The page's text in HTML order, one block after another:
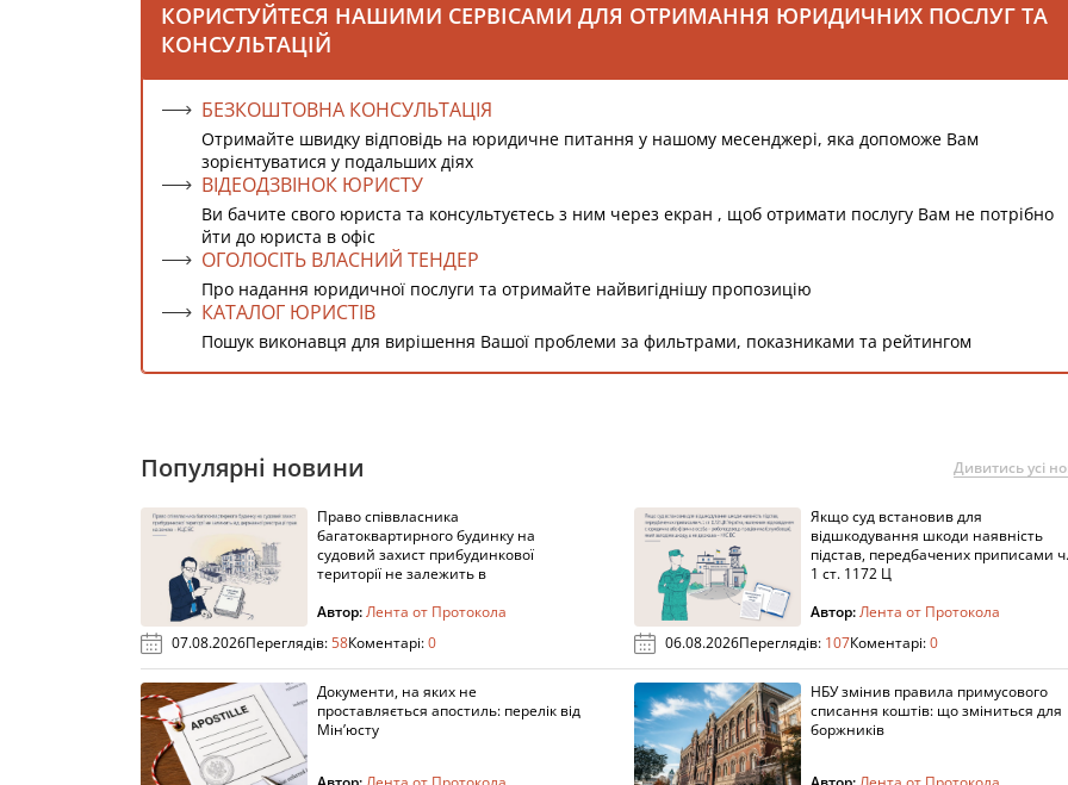
КОРИСТУЙТЕСЯ НАШИМИ СЕРВІСАМИ ДЛЯ ОТРИМАННЯ ЮРИДИЧНИХ ПОСЛУГ ТА
КОНСУЛЬТАЦІЙ
БЕЗКОШТОВНА КОНСУЛЬТАЦІЯ
Отримайте швидку відповідь на юридичне питання у нашому месенджері, яка допоможе Вам
зорієнтуватися у подальших діях
ВІДЕОДЗВІНОК ЮРИСТУ
Ви бачите свого юриста та консультуєтесь з ним через екран , щоб отримати послугу Вам не потрібно
йти до юриста в офіс
ОГОЛОСІТЬ ВЛАСНИЙ ТЕНДЕР
Про надання юридичної послуги та отримайте найвигіднішу пропозицію
КАТАЛОГ ЮРИСТІВ
Пошук виконавця для вирішення Вашої проблеми за фильтрами, показниками та рейтингом
Популярні новини Дивитись усі
Право співвласника
багатоквартирного будинку на
судовий захист прибудинкової
території не залежить в
Автор:Лента от Протокола
07.08.2026Переглядів:58Коментарі:0
Якщо суд встановив для
відшкодування шкоди наявність
підстав, передбачених приписами ч.
1 ст. 1172 Ц
Автор:Лента от Протокола
06.08.2026Переглядів: 107Коментарі:0
Документи, на яких не
проставляється апостиль: перелік від
Мін’юсту
НБУ змінив правила примусового
списання коштів: що зміниться для
боржників